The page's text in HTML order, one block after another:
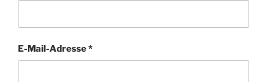
E-Mail-Adresse*